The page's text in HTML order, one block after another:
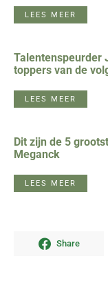
LEES MEER
Talentenspeurder
toppers van de
LEES MEER
Dit zijn de 5
Meganck
LEES MEER
Share